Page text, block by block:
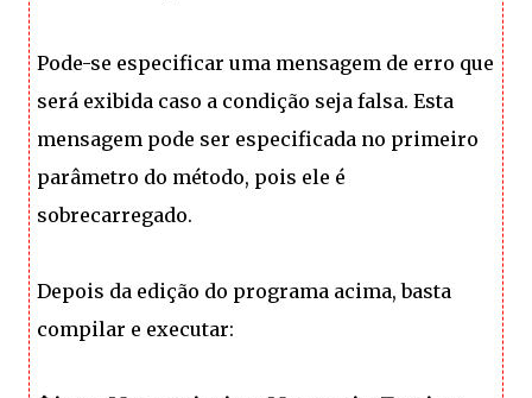
Pode-se especificar uma mensagem de erro que
será exibida caso a condição seja falsa. Esta
mensagem pode ser especificada no primeiro
parâmetro do método, pois ele é
sobrecarregado.
Depois da edição do programa acima, basta
compilar e executar: